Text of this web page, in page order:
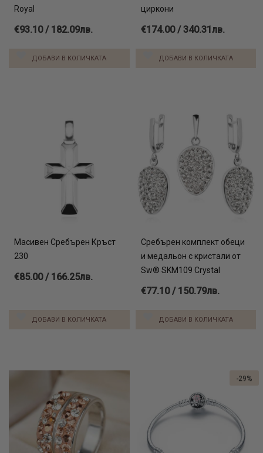
Royal
€93.10 / 182.09лв.
ДОБАВИ В КОЛИЧКАТА
циркони
€174.00 / 340.31лв.
ДОБАВИ В КОЛИЧКАТА
Масивен Сребърен Кръст
230
€85.00 / 166.25лв.
ДОБАВИ В КОЛИЧКАТА
Сребърен комплект обеци
и медальон с кристали от
Sw® SKM109 Crystal
€77.10 / 150.79лв.
ДОБАВИ В КОЛИЧКАТА
-29%